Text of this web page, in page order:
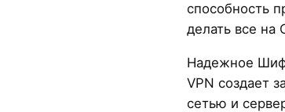
способность
делать все на
Надежное
VPN создает
сетью и